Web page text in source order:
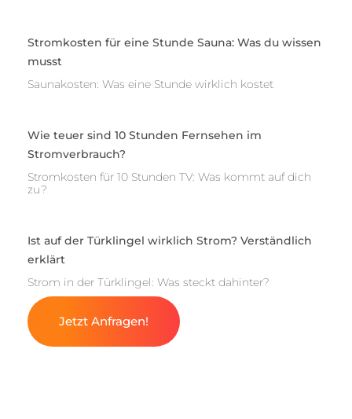
Stromkosten für eine Stunde Sauna: Was du wissen
musst
Saunakosten: Was eine Stunde wirklich kostet
Wie teuer sind 10 Stunden Fernsehen im
Stromverbrauch?
Stromkosten für 10 Stunden TV: Was kommt auf dich
zu?
Ist auf der Türklingel wirklich Strom? Verständlich
erklärt
Strom in der Türklingel: Was steckt dahinter?
Jetzt Anfragen!